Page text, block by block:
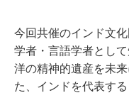
今回共催のインド文
学者・言語学者とし
洋の精神的遺産を未
た、インドを代表す